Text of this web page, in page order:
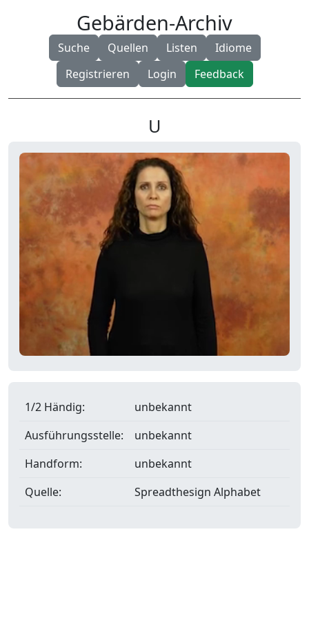
Gebärden-Archiv
Suche Quellen Listen
Idiome
Registrieren
Login Feedback
U
1/2 Händig:
unbekannt
Ausführungsstelle:
unbekannt
Handform:
unbekannt
Quelle:
Spreadthesign Alphabet